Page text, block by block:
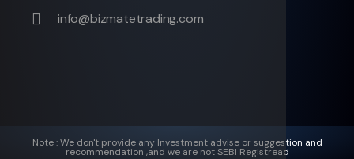
info@bizmatetrading.com
Note : We don't provide any Investment advise or suggestion and
recommendation ,and we are not SEBI Registread